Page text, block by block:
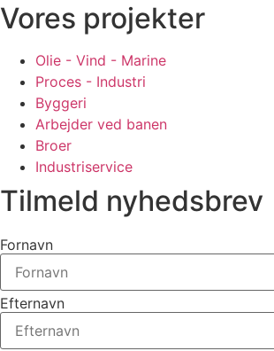
Vores projekter
Olie - Vind - Marine
Proces - Industri
Byggeri
Arbejder ved banen
Broer
Industriservice
Tilmeld nyhedsbrev
Fornavn
Efternavn